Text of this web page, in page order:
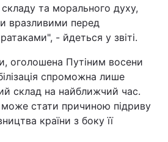
Туризм
Погода
та морального духу,
вразливими перед
- йдеться у звіті.
оголошена Путіним восени
спроможна лише
склад на найближчий час.
стати причиною підриву
країни з боку її